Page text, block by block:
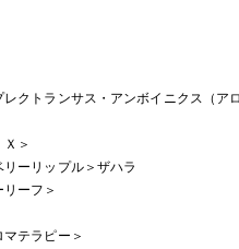
クトランサス・アンボイニクス（ア
＞
ーリップル＞ザハラ
ーフ＞
テラピー＞